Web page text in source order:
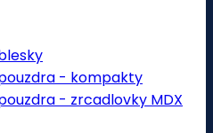
- kompakty
- zrcadlovky MDX